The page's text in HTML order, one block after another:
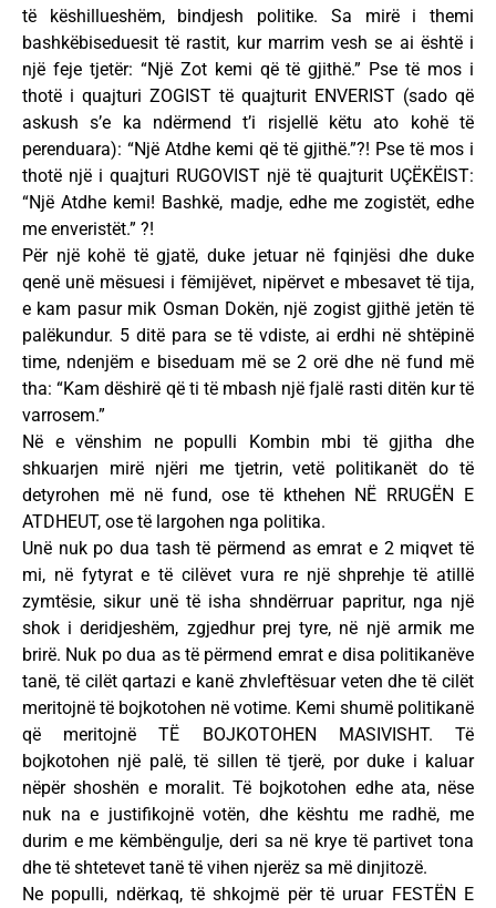
të këshillueshëm, bindjesh politike. Sa mirë i themi
bashkëbiseduesit të rastit, kur marrim vesh se ai është i
një feje tjetër: “Një Zot kemi që të gjithë.” Pse të mos i
thotë i quajturi ZOGIST të quajturit ENVERIST (sado që
askush s’e ka ndërmend t’i risjellë këtu ato kohë të
perenduara): “Një Atdhe kemi që të gjithë.”?! Pse të mos i
thotë një i quajturi RUGOVIST një të quajturit UÇËKËIST:
“Një Atdhe kemi! Bashkë, madje, edhe me zogistët, edhe
me enveristët.” ?!
Për një kohë të gjatë, duke jetuar në fqinjësi dhe duke
qenë unë mësuesi i fëmijëvet, nipërvet e mbesavet të tija,
e kam pasur mik Osman Dokën, një zogist gjithë jetën të
palëkundur. 5 ditë para se të vdiste, ai erdhi në shtëpinë
time, ndenjëm e biseduam më se 2 orë dhe në fund më
tha: “Kam dëshirë që ti të mbash një fjalë rasti ditën kur të
varrosem.”
Në e vënshim ne populli Kombin mbi të gjitha dhe
shkuarjen mirë njëri me tjetrin, vetë politikanët do të
detyrohen më në fund, ose të kthehen NË RRUGËN E
ATDHEUT, ose të largohen nga politika.
Unë nuk po dua tash të përmend as emrat e 2 miqvet të
mi, në fytyrat e të cilëvet vura re një shprehje të atillë
zymtësie, sikur unë të isha shndërruar papritur, nga një
shok i deridjeshëm, zgjedhur prej tyre, në një armik me
brirë. Nuk po dua as të përmend emrat e disa politikanëve
tanë, të cilët qartazi e kanë zhvleftësuar veten dhe të cilët
meritojnë të bojkotohen në votime. Kemi shumë politikanë
që meritojnë TË BOJKOTOHEN MASIVISHT. Të
bojkotohen një palë, të sillen të tjerë, por duke i kaluar
nëpër shoshën e moralit. Të bojkotohen edhe ata, nëse
nuk na e justifikojnë votën, dhe kështu me radhë, me
durim e me këmbëngulje, deri sa në krye të partivet tona
dhe të shtetevet tanë të vihen njerëz sa më dinjitozë.
Ne populli, ndërkaq, të shkojmë për të uruar FESTËN E